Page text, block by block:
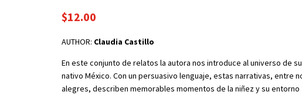
$12.00
AUTHOR: Claudia Castillo
En este conjunto de relatos la autora nos introduce al universo de
nativo México. Con un persuasivo lenguaje, estas narrativas, entre
alegres, describen memorables momentos de la niñez y su entorno